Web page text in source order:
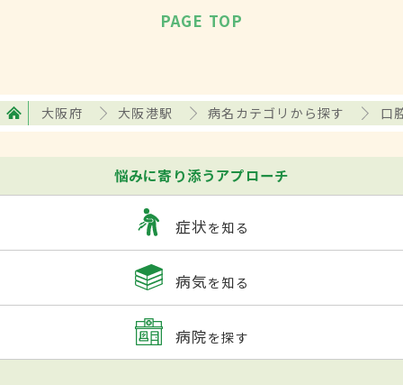
PAGE TOP
大阪府 大阪港駅 病名カテゴリから探す 口
悩みに寄り添うアプローチ
症状を知る
病気を知る
病院を探す